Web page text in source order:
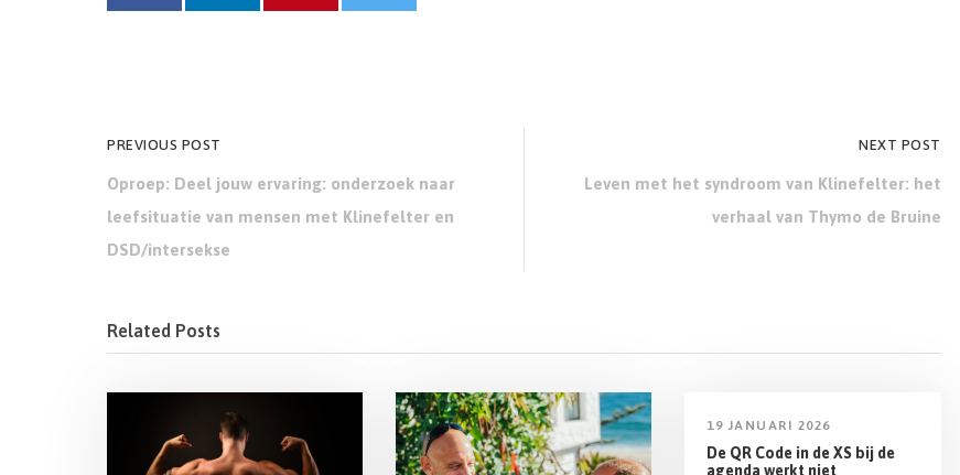
PREVIOUS POST
Oproep: Deel jouw ervaring: onderzoek naar
leefsituatie van mensen met Klinefelter en
DSD/intersekse
NEXT POST
Leven met het syndroom van Klinefelter: het
verhaal van Thymo de Bruine
Related Posts
19 JANUARI 2026
De QR Code in de XS bij de
agenda werkt niet